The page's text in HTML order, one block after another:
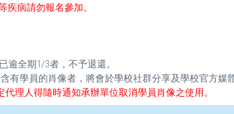
疾病請勿報名參加。
逾全期1/3者，不予退還。
學員的肖像者，將會於學校社群分享及學校官方媒
代理人得隨時通知承辦單位取消學員肖像之使用。